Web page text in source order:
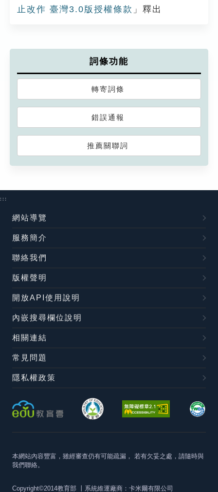
止改作 臺灣3.0版授權條款 」釋出
詞條功能
轉寄詞條
錯誤通報
推薦關聯詞
:::
網站導覽
服務簡介
聯絡我們
版權聲明
開放API使用說明
內嵌搜尋欄位說明
相關連結
常見問題
隱私權政策
本網站內容豐富，雖經審查仍有可能疏漏， 若有欠妥之處，請隨時與
我們聯絡。
Copyright©2014教育部 丨系統維運廠商：卡米爾有限公司